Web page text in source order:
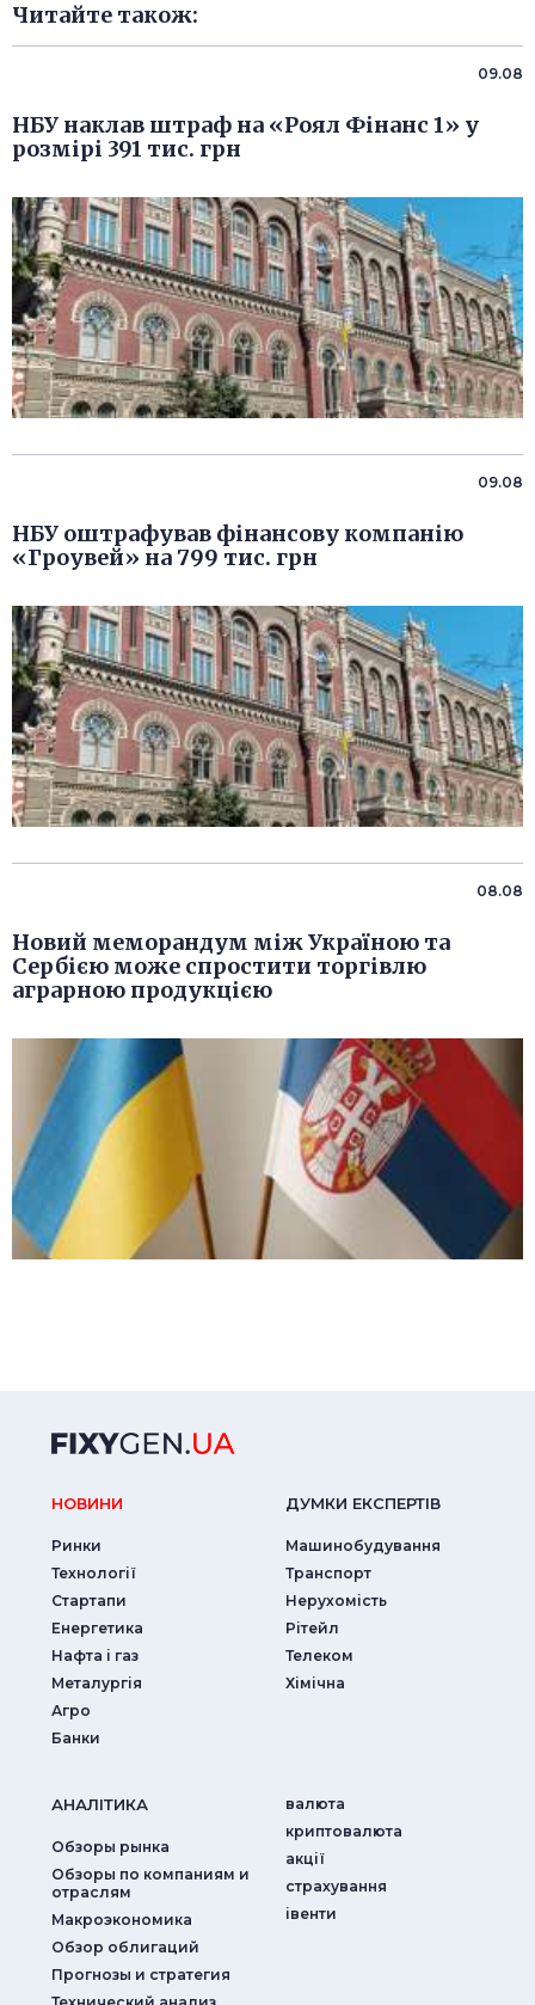
Читайте також:
09.08
НБУ наклав штраф на «Роял Фінанс 1» у
розмірі 391 тис. грн
09.08
НБУ оштрафував фінансову компанію
«Гроувей» на 799 тис. грн
08.08
Новий меморандум між Україною та
Сербією може спростити торгівлю
аграрною продукцією
НОВИНИ
Ринки
Технології
Стартапи
Енергетика
Нафта і газ
Металургія
Агро
Банки
ДУМКИ ЕКСПЕРТIВ
Машинобудування
Транспорт
Нерухомість
Рітейл
Телеком
Хімічна
АНАЛIТИКА
Обзоры рынка
Обзоры по компаниям и
отраслям
Макроэкономика
Обзор облигаций
Прогнозы и стратегия
валюта
криптовалюта
акції
страхування
iвенти